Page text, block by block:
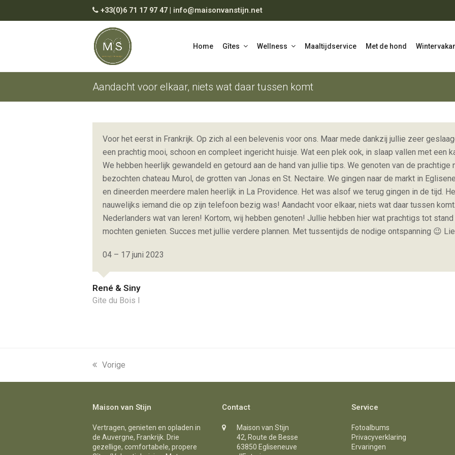
+33(0)6 71 17 97 47 | info@maisonvanstijn.net
Home Gîtes Wellness Maaltijdservice Met de hond
Aandacht voor elkaar, niets wat daar tussen komt
Voor het eerst in Frankrijk. Op zich al een belevenis voor ons. Maar mede dankzij jullie zeer
een prachtig mooi, schoon en compleet ingericht huisje. Wat een plek ook, in slaap vallen met een
We hebben heerlijk gewandeld en getourd aan de hand van jullie tips. We genoten van de prachtige
bezochten chateau Murol, de grotten van Jonas en St. Nectaire. We gingen naar de markt in
en dineerden meerdere malen heerlijk in La Providence. Het was alsof we terug gingen in de tijd.
nauwelijks iemand die op zijn telefoon bezig was! Aandacht voor elkaar, niets wat daar tussen
Nederlanders wat van leren! Kortom, wij hebben genoten! Jullie hebben hier wat prachtigs tot
mochten genieten. Succes met jullie verdere plannen. Met tussentijds de nodige ontspanning 😉
04 – 17 juni 2023
René & Siny
Gite du Bois I
previous
Vorige
Maison van Stijn
Vertragen, genieten en opladen in
de Auvergne, Frankrijk. Drie
gezellige, comfortabele, propere
Contact
Maison van Stijn
42, Route de Besse
63850 Egliseneuve
Service
Fotoalbums
Privacyverklaring
Ervaringen